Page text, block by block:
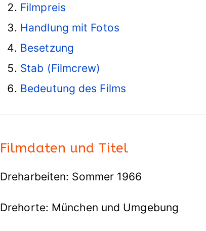
Filmpreis
Handlung mit Fotos
Besetzung
Stab (Filmcrew)
Bedeutung des Films
Filmdaten und Titel
Dreharbeiten: Sommer 1966
Drehorte: München und Umgebung